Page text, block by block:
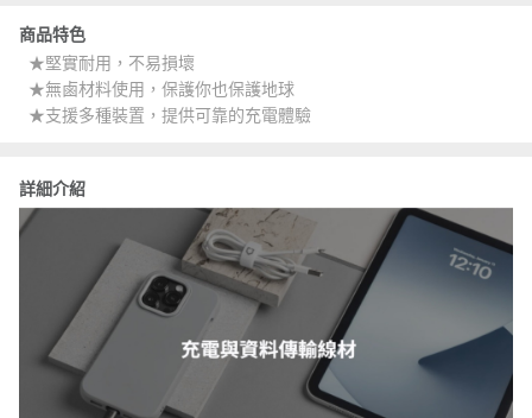
商品特色
★堅實耐用，不易損壞
★無鹵材料使用，保護你也保護地球
★支援多種裝置，提供可靠的充電體驗
詳細介紹